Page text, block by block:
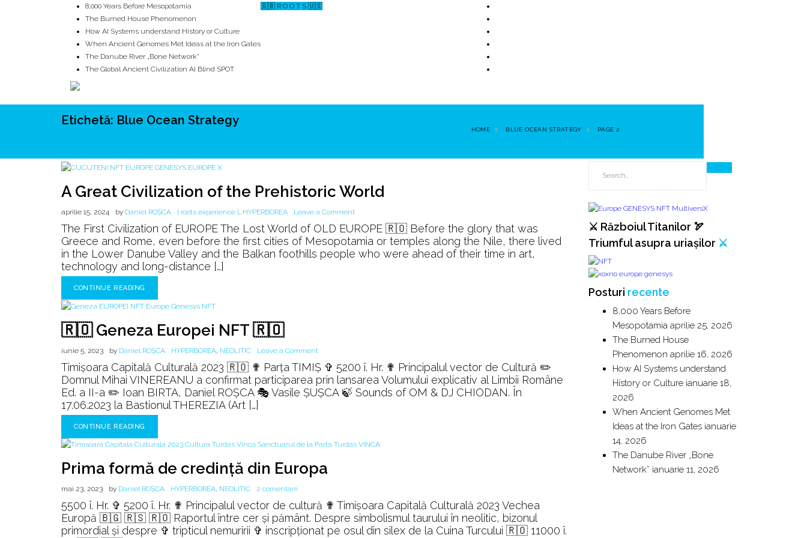
🇬🇧 R O O T S 🇺🇸
8,000 Years Before Mesopotamia
The Burned House Phenomenon
How AI Systems understand History or Culture
When Ancient Genomes Met Ideas at the Iron Gates
The Danube River „Bone Network”
The Global Ancient Civilization AI Blind SPOT
UNRIVALS ISTORIE MITOLOGIE ECOSISTEM
Etichetă: Blue Ocean Strategy
HOME BLUE OCEAN STRATEGY PAGE 2
A Great Civilization of the Prehistoric World
aprilie 15, 2024 by Daniel ROȘCA [ roots experience ], HYPERBOREA Leave a Commenton
A
Great
Civilization
The First Civilization of EUROPE The Lost World of OLD EUROPE 🇷🇴 Before the glory that was
Greece and Rome, even before the first cities of Mesopotamia or temples along the Nile, there lived
in the Lower Danube Valley and the Balkan foothills people who were ahead of their time in art,
technology and long-distance […]
CONTINUE READING
🇷🇴 Geneza Europei NFT 🇷🇴
iunie 5, 2023 by Daniel ROȘCA HYPERBOREA NEOLITIC Leave a Commenton
🇷🇴
Geneza
Europei
NFT
Timişoara Capitală Culturală 2023 🇷🇴 ✟ Parța TIMIȘ ✞ 5200 î. Hr. ✟ Principalul vector de Cultură ✏️
Domnul Mihai VINEREANU a confirmat participarea prin lansarea Volumului explicativ al Limbii Române
Ed. a II-a ✏️ Ioan BIRTA, Daniel ROȘCA 🎭 Vasile ȘUȘCA 🍃 Sounds of OM & DJ CHIODAN. În
17.06.2023 la Bastionul THEREZIA (Art […]
CONTINUE READING
Prima formă de credință din Europa
mai 23, 2023 by Daniel ROȘCA HYPERBOREA, NEOLITIC 2 comentarii
Prima
formă
de
5500 î. Hr. ✞ 5200 î. Hr. ✟ Principalul vector de cultură ✟ Timişoara Capitală Culturală 2023 Vechea
Europă 🇧🇬 🇷🇸 🇷🇴 Raportul între cer și pământ. Despre simbolismul taurului în neolitic, bizonul
primordial și despre ✞ tripticul nemuririi ✞ inscripționat pe osul din silex de la Cuina Turcului 🇷🇴 11000 î.
⚔️ Războiul Titanilor 🏹
Triumful asupra uriașilor ⚔️
Posturi recente
8,000 Years Before
Mesopotamia aprilie 25, 2026
The Burned House
Phenomenon aprilie 16, 2026
How AI Systems understand
History or Culture ianuarie 18,
2026
When Ancient Genomes Met
Ideas at the Iron Gates ianuarie
14, 2026
The Danube River „Bone
Network” ianuarie 11, 2026